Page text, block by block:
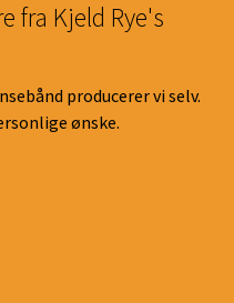
fra Kjeld Rye's
producerer vi selv.
ønske.